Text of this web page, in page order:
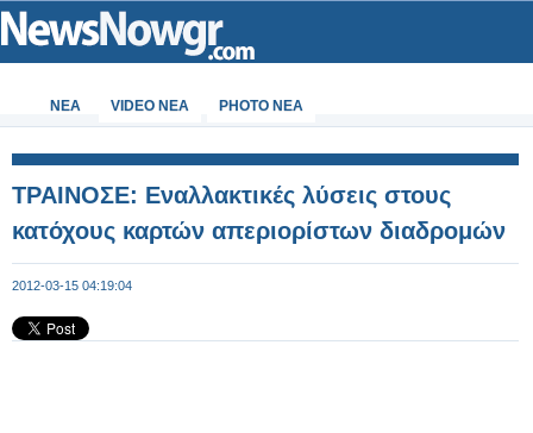
ΝΕΑ VIDEO NEA PHOTO NEA
ΤΡΑΙΝΟΣΕ: Εναλλακτικές λύσεις στους
κατόχους καρτών απεριορίστων διαδρομών
2012-03-15 04:19:04